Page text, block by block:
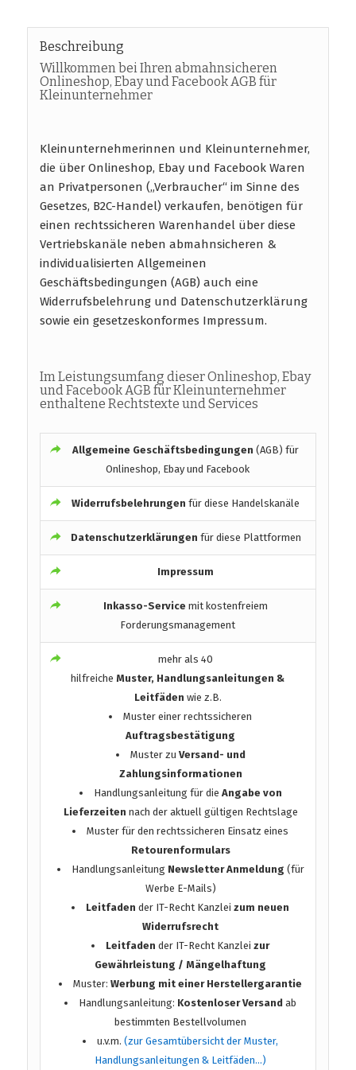
Beschreibung
Willkommen bei Ihren abmahnsicheren
Onlineshop, Ebay und Facebook AGB für
Kleinunternehmer
Kleinunternehmerinnen und Kleinunternehmer,
die über Onlineshop, Ebay und Facebook Waren
an Privatpersonen („Verbraucher“ im Sinne des
Gesetzes, B2C-Handel) verkaufen, benötigen für
einen rechtssicheren Warenhandel über diese
Vertriebskanäle neben abmahnsicheren &
individualisierten Allgemeinen
Geschäftsbedingungen (AGB) auch eine
Widerrufsbelehrung und Datenschutzerklärung
sowie ein gesetzeskonformes Impressum.
Im Leistungsumfang dieser Onlineshop, Ebay
und Facebook AGB für Kleinunternehmer
enthaltene Rechtstexte und Services
Allgemeine Geschäftsbedingungen (AGB) für
Onlineshop, Ebay und Facebook
Widerrufsbelehrungenfür diese Handelskanäle
Datenschutzerklärungen für diese Plattformen
Impressum
Inkasso-Service mit kostenfreiem
Forderungsmanagement
mehr als 40
hilfreicheMuster, Handlungsanleitungen &
Leitfäden wie z.B.
Muster einer rechtssicheren
Auftragsbestätigung
Muster zu Versand- und
Zahlungsinformationen
Handlungsanleitung für die Angabe von
Lieferzeiten nach der aktuell gültigen Rechtslage
Muster für den rechtssicheren Einsatz eines
Retourenformulars
Handlungsanleitung Newsletter Anmeldung (für
Werbe E-Mails)
Leitfaden der IT-Recht Kanzleizum neuen
Widerrufsrecht
Leitfaden der IT-Recht Kanzleizur
Gewährleistung / Mängelhaftung
Muster:Werbung mit einer Herstellergarantie
Handlungsanleitung: Kostenloser Versand ab
bestimmten Bestellvolumen
u.v.m.(zur Gesamtübersicht der Muster,
Handlungsanleitungen & Leitfäden…)